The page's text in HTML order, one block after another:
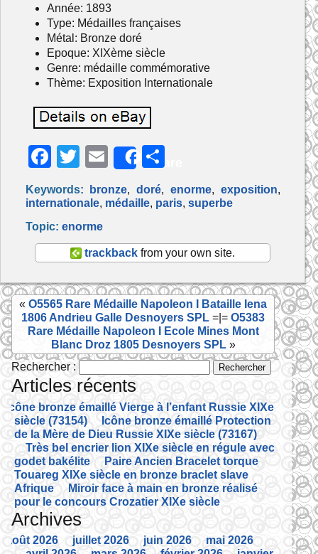
Année: 1893
Type: Médailles françaises
Métal: Bronze doré
Epoque: XIXème siècle
Genre: médaille commémorative
Thème: Exposition Internationale
F
c
e
b
o
o
k
T
w
itt
er
E
ai
Share
ta
er
Keywords: bronze,doré, enorme, exposition,
internationale, médaille, paris, superbe
Topic: enorme
trackback from your own site.
«O5565 Rare Médaille Napoleon I Bataille Iena
1806 Andrieu Galle Desnoyers SPL =|=O5383
Rare Médaille Napoleon I Ecole Mines Mont
Blanc Droz 1805 Desnoyers SPL»
Rechercher :
Articles récents
Icône bronze émaillé Vierge à l’enfant Russie XIXe
siècle (73154)
Icône bronze émaillé Protection
de la Mère de Dieu Russie XIXe siècle (73167)
Très bel encrier lion XIXe siècle en régule avec
godet bakélite
Paire Ancien Bracelet torque
Touareg XIXe siècle en bronze braclet slave
Afrique
Miroir face à main en bronze réalisé
pour le concours Crozatier XIXe siècle
Archives
août 2026 juillet 2026 juin 2026
mai 2026